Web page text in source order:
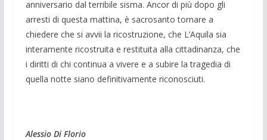
anniversario dal terribile sisma. Ancor di più dopo gli
arresti di questa mattina, è sacrosanto tornare a
chiedere che si avvii la ricostruzione, che L’Aquila sia
interamente ricostruita e restituita alla cittadinanza, che
i diritti di chi continua a vivere e a subire la tragedia di
quella notte siano definitivamente riconosciuti.
Alessio Di Florio